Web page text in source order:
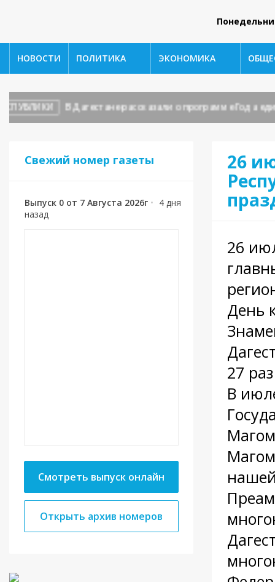
НОВОСТИ ПОЛИТИКА ЭКОНОМИКА
В Дагестане рассказали о программе Года
Свежий номер газеты
Выпуск 0 от 7 Августа 2026г • 4 дня
назад
Смотреть выпуск онлайн
Открыть архив номеров
26
26
День
27
В